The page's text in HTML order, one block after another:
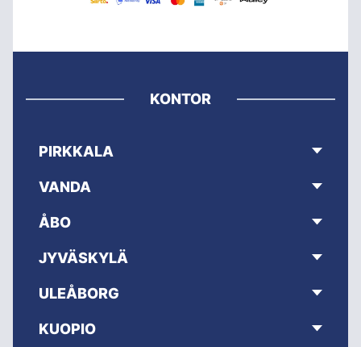
KONTOR
PIRKKALA
VANDA
ÅBO
JYVÄSKYLÄ
ULEÅBORG
KUOPIO